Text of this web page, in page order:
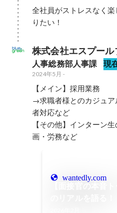
全社員がストレスなく
りたい！
株式会社エスプー
人事総務部人事課 現
2024年5月 -
【メイン】採用業務
→求職者様とのカジュア
者対応など
【その他】インターン
画・労務など
wantedly.com